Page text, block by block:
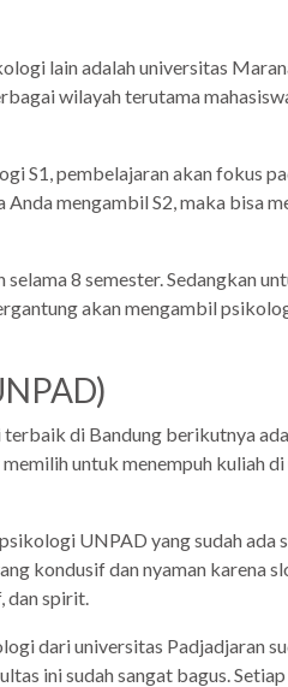
lain adalah universitas
wilayah terutama
S1, pembelajaran akan fokus
mengambil S2, maka bisa
8 semester. Sedangkan
akan mengambil
di Bandung berikutnya
untuk menempuh kuliah
UNPAD yang sudah ada
kondusif dan nyaman karena
dan spirit.
dari universitas Padjadjaran
ini sudah sangat bagus.